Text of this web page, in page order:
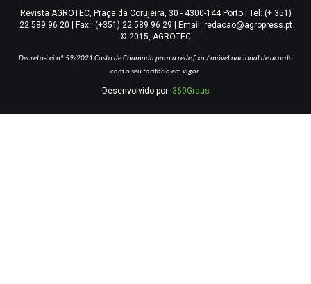
Revista AGROTEC, Praça da Corujeira, 30 - 4300-144 Porto | Tel: (+ 351)
22 589 96 20 | Fax : (+351) 22 589 96 29 | Email: redacao@agropress.pt
© 2015, AGROTEC
Decreto-Lei nº 59/2021 Custo de Chamada para a rede fixa / móvel nacional de acordo
com o seu tarifário em vigor.
Desenvolvido por: 360Graus